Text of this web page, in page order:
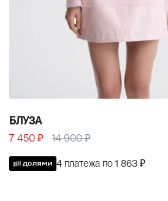
БЛУЗА
7 450 ₽ 14 900 ₽
4 платежа по 1 863 ₽